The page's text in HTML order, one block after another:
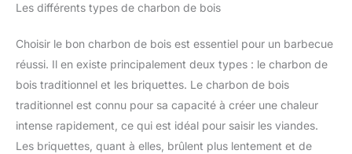
Les différents types de charbon de bois
Choisir le bon charbon de bois est essentiel pour un barbecue
réussi. Il en existe principalement deux types : le charbon de
bois traditionnel et les briquettes. Le charbon de bois
traditionnel est connu pour sa capacité à créer une chaleur
intense rapidement, ce qui est idéal pour saisir les viandes.
Les briquettes, quant à elles, brûlent plus lentement et de